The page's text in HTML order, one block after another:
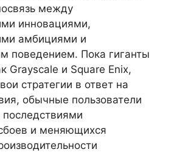
между
инновациями,
амбициями и
поведением. Пока гиганты
Grayscale и Square Enix,
стратегии в ответ на
обычные пользователи
последствиями
и меняющихся